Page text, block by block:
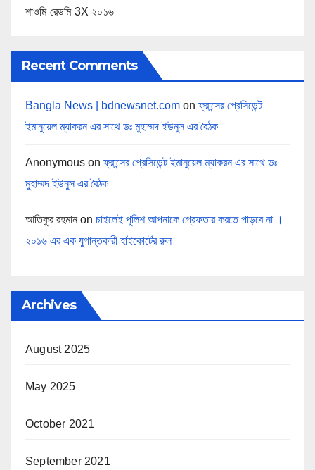
শাওমি রেডমি 3X ২০১৬
Recent Comments
Bangla News | bdnewsnet.com onফ্রান্সের প্রেসিডেন্ট
ইমানুয়েল ম্যাকরন এর সাথে ডঃ মুহাম্মদ ইউনুস এর বৈঠক
Anonymous onফ্রান্সের প্রেসিডেন্ট ইমানুয়েল ম্যাকরন এর সাথে ডঃ
মুহাম্মদ ইউনুস এর বৈঠক
আতিকুর রহমান on চাইলেই পুলিশ আপনাকে গ্রেফতার করতে পাড়বে না ।
২০১৬ এর এক যুগান্তকারী হাইকোর্টের রুল
Archives
August 2025
May 2025
October 2021
September 2021